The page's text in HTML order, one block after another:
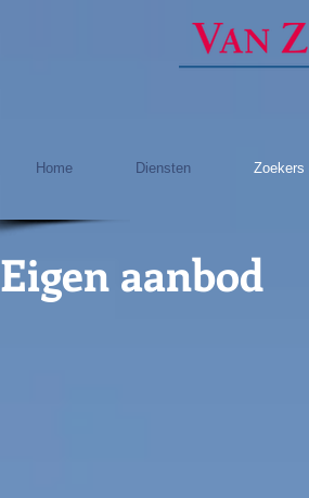
Home Diensten Zoekers
Eigen aanbod